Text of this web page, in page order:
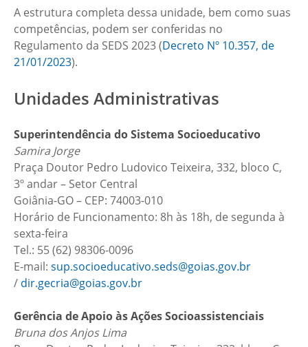
A estrutura completa dessa unidade, bem como suas
competências, podem ser conferidas no
Regulamento da SEDS 2023 (Decreto Nº 10.357, de
21/01/2023).
Unidades Administrativas
Superintendência do Sistema Socioeducativo
Samira Jorge
Praça Doutor Pedro Ludovico Teixeira, 332, bloco C,
3º andar – Setor Central
Goiânia-GO – CEP: 74003-010
Horário de Funcionamento: 8h às 18h, de segunda à
sexta-feira
Tel.: 55 (62) 98306-0096
E-mail: sup.socioeducativo.seds@goias.gov.br
/ dir.gecria@goias.gov.br
Gerência de Apoio às Ações Socioassistenciais
Bruna dos Anjos Lima